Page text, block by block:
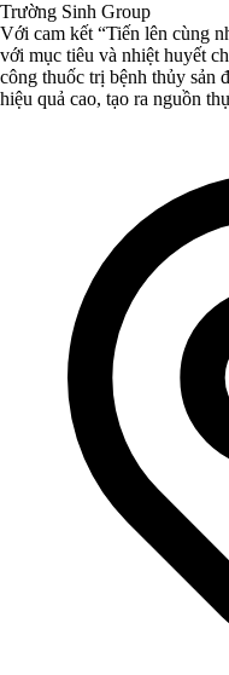
Trường Sinh Group
Với cam kết “Tiến lên cùng
với mục tiêu và nhiệt huyết
công thuốc trị bệnh thủy sản
hiệu quả cao, tạo ra nguồn